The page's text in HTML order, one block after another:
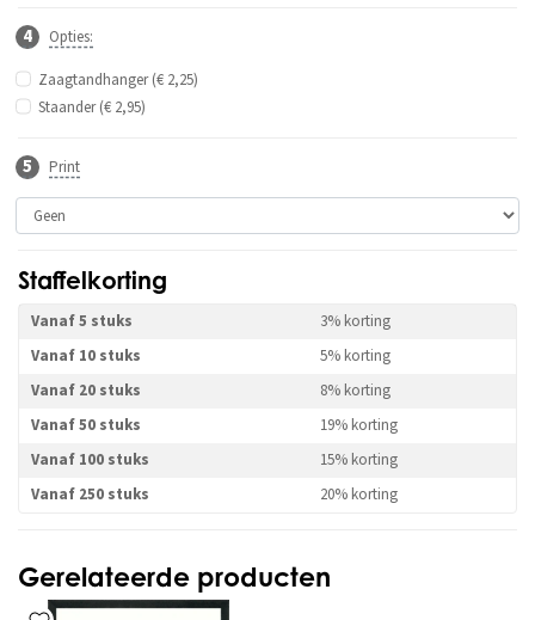
Opties:
Zaagtandhanger (€ 2,25)
Staander (€ 2,95)
Print
Staffelkorting
Vanaf 5 stuks
3% korting
Vanaf 10 stuks
5% korting
Vanaf 20 stuks
8% korting
Vanaf 50 stuks
19% korting
Vanaf 100 stuks
15% korting
Vanaf 250 stuks
20% korting
Gerelateerde producten